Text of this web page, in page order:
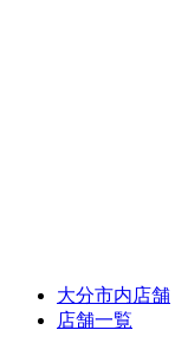
大分市内店舗
店舗一覧